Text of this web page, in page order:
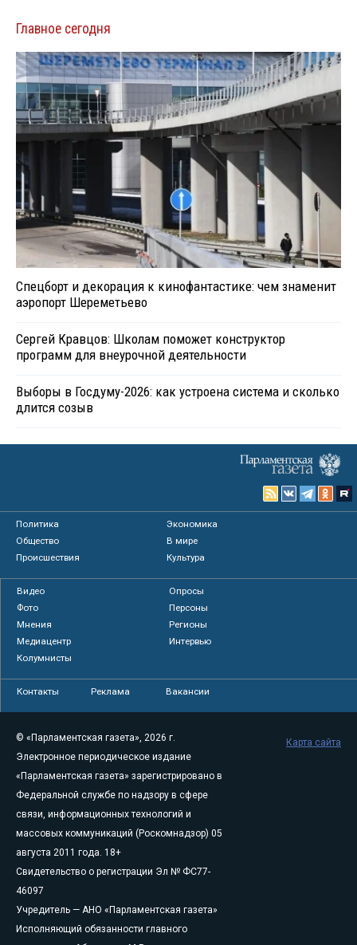
Главное сегодня
Спецборт и декорация к кинофантастике: чем знаменит
аэропорт Шереметьево
Сергей Кравцов: Школам поможет конструктор
программ для внеурочной деятельности
Выборы в Госдуму-2026: как устроена система и сколько
длится созыв
Политика
Экономика
Общество
В мире
Происшествия
Культура
Видео
Опросы
Фото
Персоны
Мнения
Регионы
Медиацентр
Интервью
Колумнисты
Контакты Реклама Вакансии
© «Парламентская газета», 2026 г.
Электронное периодическое издание
«Парламентская газета» зарегистрировано в
Федеральной службе по надзору в сфере
связи, информационных технологий и
массовых коммуникаций (Роскомнадзор) 05
августа 2011 года. 18+
Свидетельство о регистрации Эл № ФС77-
46097
Учредитель — АНО «Парламентская газета»
Исполняющий обязанности главного
Карта сайта